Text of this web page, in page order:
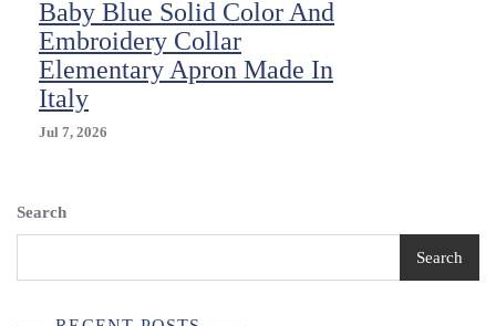
Apron
7-
15
Years
Baby Blue Solid Color And
Embroidery Collar
Elementary Apron Made In
Italy
Jul 7, 2026
Search
Search